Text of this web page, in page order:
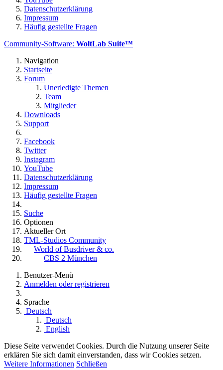
Datenschutzerklärung
Impressum
Häufig gestellte Fragen
Community-Software: WoltLab Suite™
Navigation
Startseite
Forum
Unerledigte Themen
Team
Mitglieder
Downloads
Support
Facebook
Twitter
Instagram
YouTube
Datenschutzerklärung
Impressum
Häufig gestellte Fragen
Suche
Optionen
Aktueller Ort
TML-Studios Community
World of Busdriver & co.
CBS 2 München
Benutzer-Menü
Anmelden oder registrieren
Sprache
Deutsch
Deutsch
English
Diese Seite verwendet Cookies. Durch die Nutzung unserer Seite
erklären Sie sich damit einverstanden, dass wir Cookies setzen.
Weitere Informationen Schließen